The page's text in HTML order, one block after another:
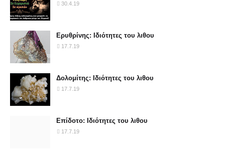
30.4.19
Ερυθρίνης: Ιδιότητες του λιθου
17.7.19
Δολομίτης: Ιδιότητες του λιθου
17.7.19
Επίδοτο: Ιδιότητες του λιθου
17.7.19